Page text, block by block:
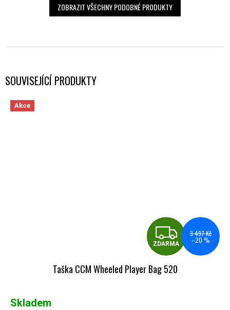
SOUVISEJÍCÍ PRODUKTY
Akce
ZDARMA
3 497 Kč
–20 %
Taška CCM Wheeled Player Bag 520
Skladem
ZOBRAZIT VŠECHNY PODOBNÉ PRODUKTY